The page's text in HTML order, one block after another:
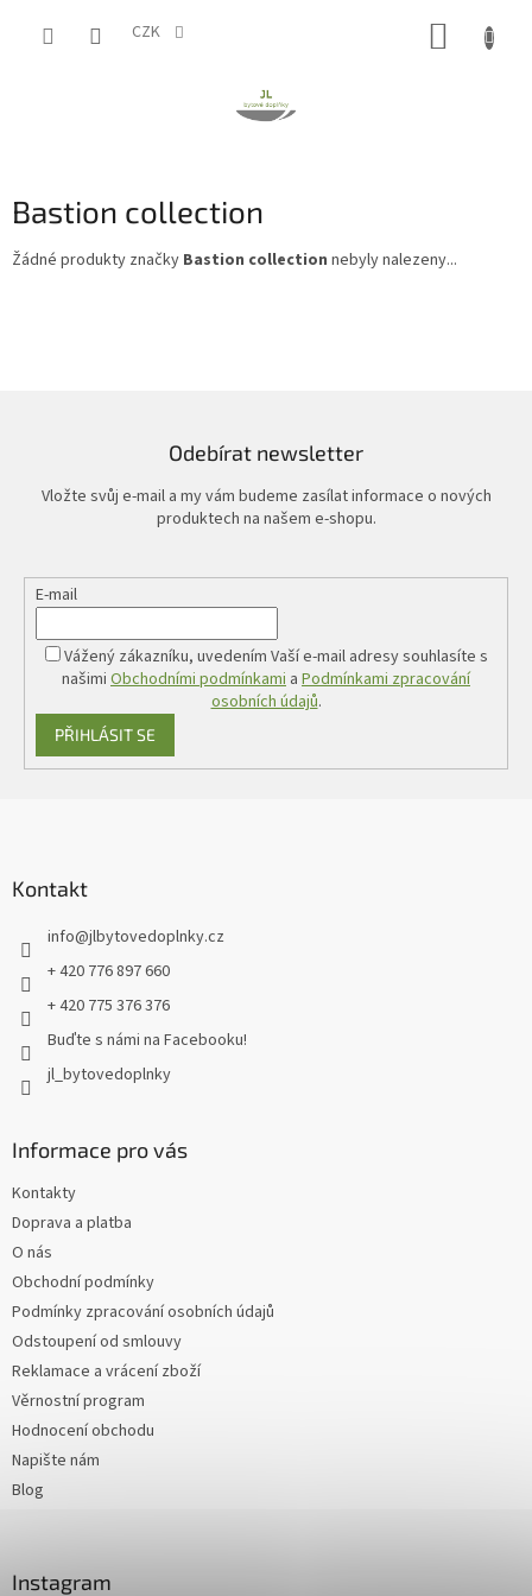
CZK
Bastion collection
Žádné produkty značky Bastion collection nebyly nalezeny...
Odebírat newsletter
Vložte svůj e-mail a my vám budeme zasílat informace o nových
produktech na našem e-shopu.
E-mail
Vážený zákazníku, uvedením Vaší e-mail adresy souhlasíte s
našimi Obchodními podmínkami a Podmínkami zpracování
osobních údajů.
PŘIHLÁSIT SE
Kontakt
info@jlbytovedoplnky.cz
+ 420 776 897 660
+ 420 775 376 376
Buďte s námi na Facebooku!
jl_bytovedoplnky
Informace pro vás
Kontakty
Doprava a platba
O nás
Obchodní podmínky
Podmínky zpracování osobních údajů
Odstoupení od smlouvy
Reklamace a vrácení zboží
Věrnostní program
Hodnocení obchodu
Napište nám
Blog
Instagram